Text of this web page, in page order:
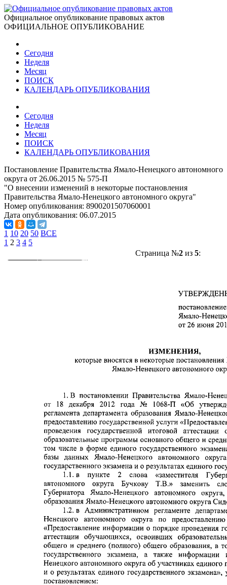
Официальное опубликование правовых актов
ОФИЦИАЛЬНОЕ ОПУБЛИКОВАНИЕ
Сегодня
Неделя
Месяц
ПОИСК
КАЛЕНДАРЬ ОПУБЛИКОВАНИЯ
Сегодня
Неделя
Месяц
ПОИСК
КАЛЕНДАРЬ ОПУБЛИКОВАНИЯ
Постановление Правительства Ямало-Ненецкого автономного
округа от 26.06.2015 № 575-П
"О внесении изменений в некоторые постановления
Правительства Ямало-Ненецкого автономного округа"
Номер опубликования: 8900201507060001
Дата опубликования: 06.07.2015
1 10 20 50 ВСЕ
1 2 3 4 5
Страница №2из 5: